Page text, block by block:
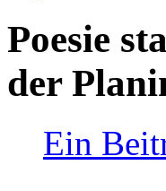
Poesie
der
Ein